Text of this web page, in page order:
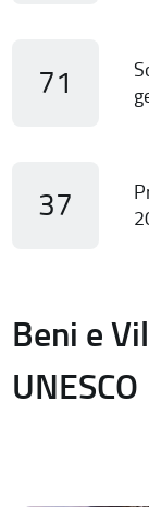
71
37
Beni e
UNESCO